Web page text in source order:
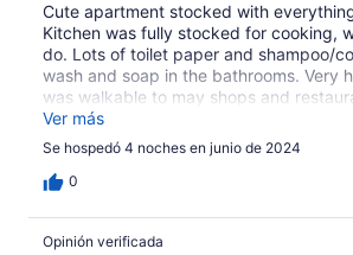
Cute apartment stocked with
Kitchen was fully stocked for cooking,
do. Lots of toilet paper and shampoo/
wash and soap in the bathrooms. Very
was walkable to may shops and
is fun to walk around. Host was very
helpful. Would definitely stay again!
Ver más
Se hospedó 4 noches en junio de 2024
0
Opinión verificada